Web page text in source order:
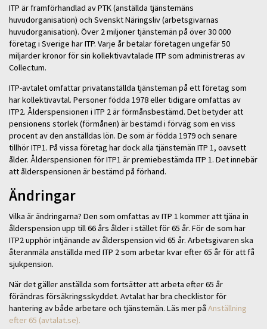
ITP är framförhandlad av PTK (anställda tjänstemäns
huvudorganisation) och Svenskt Näringsliv (arbetsgivarnas
huvudorganisation). Över 2 miljoner tjänstemän på över 30 000
företag i Sverige har ITP. Varje år betalar företagen ungefär 50
miljarder kronor för sin kollektivavtalade ITP som administreras av
Collectum.
ITP-avtalet omfattar privatanställda tjänsteman på ett företag som
har kollektivavtal. Personer födda 1978 eller tidigare omfattas av
ITP2. Ålderspensionen i ITP 2 är förmånsbestämd. Det betyder att
pensionens storlek (förmånen) är bestämd i förväg som en viss
procent av den anställdas lön. De som är födda 1979 och senare
tillhör ITP1. På vissa företag har dock alla tjänstemän ITP 1, oavsett
ålder. Ålderspensionen för ITP1 är premiebestämda ITP 1. Det innebär
att ålderspensionen är bestämd på förhand.
Ändringar
Vilka är ändringarna? Den som omfattas av ITP 1 kommer att tjäna in
ålderspension upp till 66 års ålder i stället för 65 år. För de som har
ITP2 upphör intjänande av ålderspension vid 65 år. Arbetsgivaren ska
återanmäla anställda med ITP 2 som arbetar kvar efter 65 år för att få
sjukpension.
När det gäller anställda som fortsätter att arbeta efter 65 år
förändras försäkringsskyddet. Avtalat har bra checklistor för
hantering av både arbetare och tjänstemän. Läs mer på Anställning
efter 65 (avtalat.se).